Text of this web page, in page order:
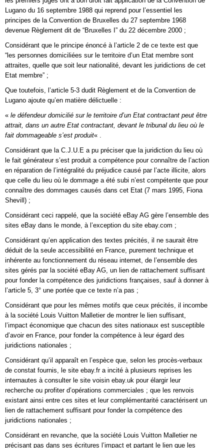
Lugano du 16 septembre 1988 qui reprend pour l’essentiel les
principes de la Convention de Bruxelles du 27 septembre 1968
devenue Règlement dit de “Bruxelles I” du 22 décembre 2000 ;
Considérant que le principe énoncé à l’article 2 de ce texte est que
“les personnes domiciliées sur le territoire d’un Etat membre sont
attraites, quelle que soit leur nationalité, devant les juridictions de cet
Etat membre” ;
Que toutefois, l’article 5-3 dudit Règlement et de la Convention de
Lugano ajoute qu’en matière délictuelle :
« le défendeur domicilié sur le territoire d’un Etat contractant peut être
attrait, dans un autre Etat contractant, devant le tribunal du lieu où le
fait dommageable s’est produit« .
Considérant que la C.J.U.E a pu préciser que la juridiction du lieu où
le fait générateur s’est produit a compétence pour connaître de l’action
en réparation de l’intégralité du préjudice causé par l’acte illicite, alors
que celle du lieu où le dommage a été subi n’est compétente que pour
connaître des dommages causés dans cet Etat (7 mars 1995, Fiona
Shevill) ;
Considérant ceci rappelé, que la société eBay AG gère l’ensemble des
sites eBay dans le monde, à l’exception du site ebay.com ;
Considérant qu’en application des textes précités, il ne saurait être
déduit de la seule accessibilité en France, purement technique et
inhérente au fonctionnement du réseau internet, de l’ensemble des
sites gérés par la société eBay AG, un lien de rattachement suffisant
pour fonder la compétence des juridictions françaises, sauf à donner à
l’article 5, 3° une portée que ce texte n’a pas ;
Considérant que pour les mêmes motifs que ceux précités, il incombe
à la société Louis Vuitton Malletier de montrer le lien suffisant,
l’impact économique que chacun des sites nationaux est susceptible
d’avoir en France, pour fonder la compétence à leur égard des
juridictions nationales ;
Considérant qu’il apparaît en l’espèce que, selon les procès-verbaux
de constat fournis, le site ebay.fr a incité à plusieurs reprises les
internautes à consulter le site voisin ebay.uk pour élargir leur
recherche ou profiter d’opérations commerciales ; que les renvois
existant ainsi entre ces sites et leur complémentarité caractérisent un
lien de rattachement suffisant pour fonder la compétence des
juridictions nationales ;
Considérant en revanche, que la société Louis Vuitton Malletier ne
précisant pas dans ses écritures l’impact et partant le lien que les